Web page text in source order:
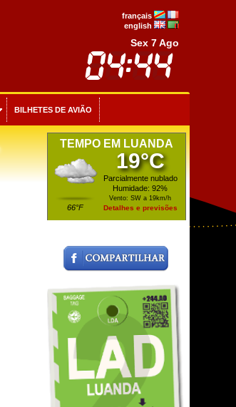
français
english
Sex 7 Ago
BILHETES DE AVIÃO
TEMPO EM LUANDA
66°F
19°C
Parcialmente nublado
Humidade: 92%
Vento: SW a 19km/h
Detalhes e previsões